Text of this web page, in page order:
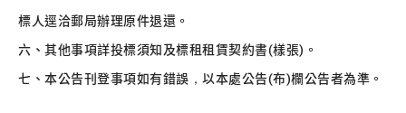
標人逕洽郵局辦理原件退還。
六、其他事項詳投標須知及標租租賃契約書(樣張)。
七、本公告刊登事項如有錯誤，以本處公告(布)欄公告者為準。